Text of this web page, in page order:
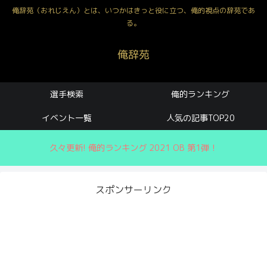
俺辞苑（おれじえん）とは、いつかはきっと役に立つ、俺的視点の辞苑であ
る。
俺辞苑
選手検索 俺的ランキング
イベント一覧 人気の記事TOP20
久々更新! 俺的ランキング 2021 OB 第1弾！
スポンサーリンク